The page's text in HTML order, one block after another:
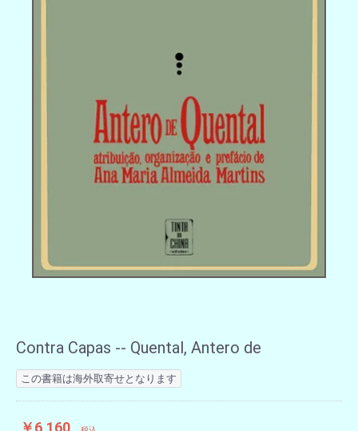
Contra Capas -- Quental, Antero de
この書籍は海外取寄せとなります
￥6,160